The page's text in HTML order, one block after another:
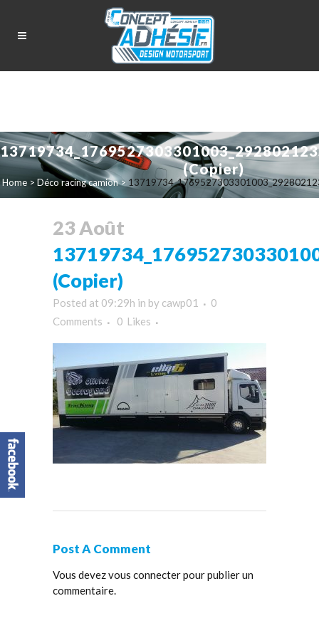
(Copier)
Home> Déco racing camion>
23 Août
(Copier)
Posted at 09:29h in by cawp01
0
Comments
0 Likes
Post A Comment
Vous devezvous connecterpour publier un
commentaire.